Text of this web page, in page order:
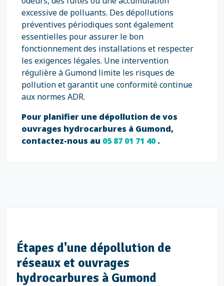
excessive de polluants. Des dépollutions
préventives périodiques sont également
essentielles pour assurer le bon
fonctionnement des installations et respecter
les exigences légales. Une intervention
régulière à Gumond limite les risques de
pollution et garantit une conformité continue
aux normes ADR.
Pour planifier une dépollution de vos
ouvrages hydrocarbures à Gumond,
contactez-nous au 05 87 01 71 40.
Étapes d'une dépollution de
réseaux et ouvrages
hydrocarbures à Gumond